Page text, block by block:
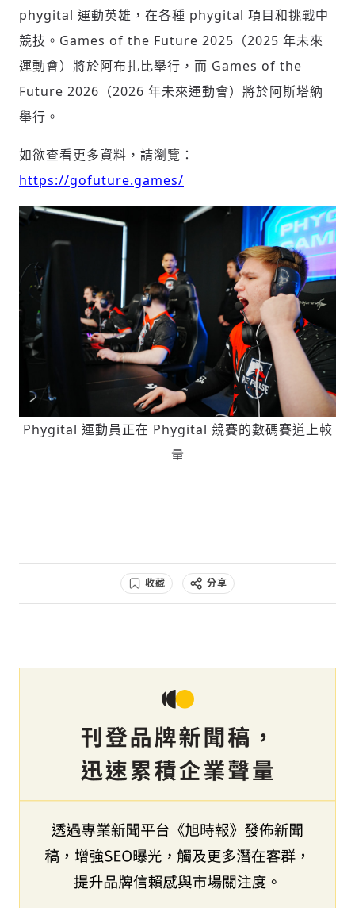
phygital 運動英雄，在各種 phygital 項目和挑戰中
競技。Games of the Future 2025（2025 年未來
運動會）將於阿布扎比舉行，而 Games of the
Future 2026（2026 年未來運動會）將於阿斯塔納
舉行。
如欲查看更多資料，請瀏覽：
https://gofuture.games/
Phygital 運動員正在 Phygital 競賽的數碼賽道上較
量
收藏 分享